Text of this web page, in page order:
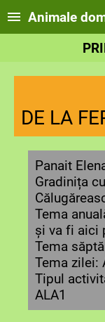
Animale
DE LA
Panait
Gradinița
Tema
și va fi aici
Tema
Tema zilei:
Tipul
ALA1